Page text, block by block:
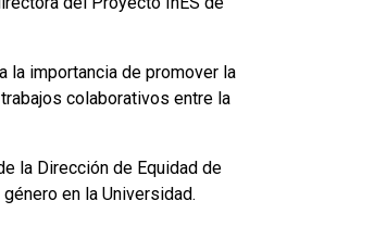
la importancia de promover la
colaborativos entre la
la Dirección de Equidad de
en la Universidad.